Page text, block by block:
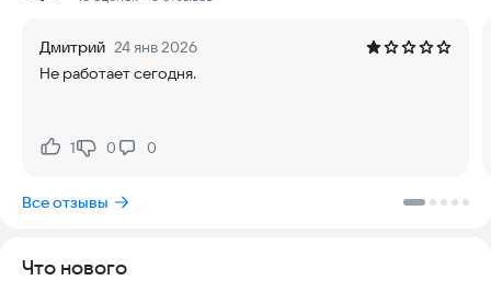
Дмитрий 24 янв 2026
Не работает сегодня.
Нравится:
1Не нравится:
0 0
Все отзывы
Что нового